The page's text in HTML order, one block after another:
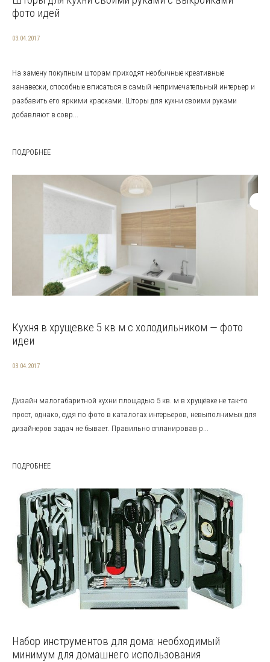
фото идей
03.04.2017
На замену покупным шторам приходят необычные креативные
занавески, способные вписаться в самый непримечательный интерьер и
разбавить его яркими красками. Шторы для кухни своими руками
добавляют в совр...
ПОДРОБНЕЕ
Кухня в хрущевке 5 кв м с холодильником — фото
идеи
03.04.2017
Дизайн малогабаритной кухни площадью 5 кв. м в хрущёвке не так-то
прост, однако, судя по фото в каталогах интерьеров, невыполнимых для
дизайнеров задач не бывает. Правильно спланировав р...
ПОДРОБНЕЕ
Набор инструментов для дома: необходимый
минимум для домашнего использования